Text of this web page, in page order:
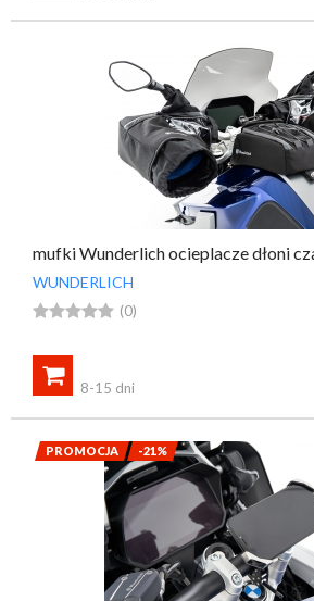
mufki Wunderlich ocieplacze dłoni
WUNDERLICH
 (0)

8-15 dni
PROMOCJA -21%